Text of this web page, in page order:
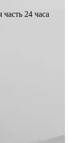
24 часа